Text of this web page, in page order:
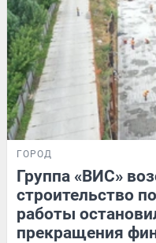
ГОРОД
Группа «ВИС»
строительство
работы
прекращения